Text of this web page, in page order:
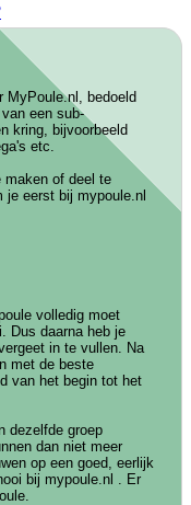
MyPoule.nl, bedoeld
een sub-
kring, bijvoorbeeld
etc.
maken of deel te
je eerst bij mypoule.nl
volledig moet
Dus daarna heb je
in te vullen. Na
met de beste
van het begin tot het
dezelfde groep
dan niet meer
op een goed, eerlijk
bij mypoule.nl . Er